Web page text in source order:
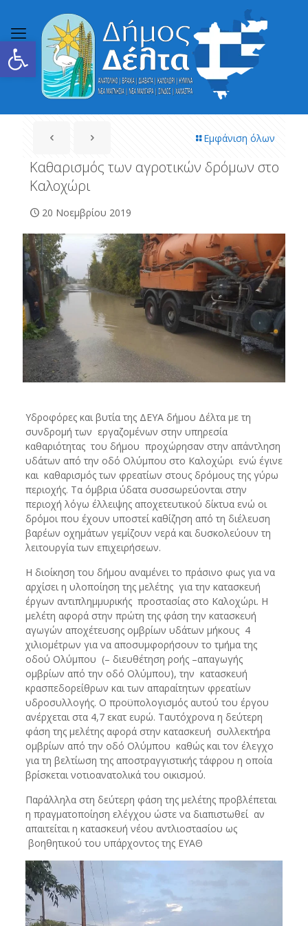
Ανοίξτε τη γραμμή εργαλείων
Εμφάνιση όλων
Καθαρισμός των αγροτικών δρόμων στο
Καλοχώρι
20 Νοεμβρίου 2019
Υδροφόρες και βυτία της ΔΕΥΑ δήμου Δέλτα με τη
συνδρομή των εργαζομένων στην υπηρεσία
καθαριότητας του δήμου προχώρησαν στην απάντληση
υδάτων από την οδό Ολύμπου στο Καλοχώρι ενώ έγινε
και καθαρισμός των φρεατίων στους δρόμους της γύρω
περιοχής. Τα όμβρια ύδατα συσσωρεύονται στην
περιοχή λόγω έλλειψης αποχετευτικού δίκτυα ενώ οι
δρόμοι που έχουν υποστεί καθίζηση από τη διέλευση
βαρέων οχημάτων γεμίζουν νερά και δυσκολεύουν τη
λειτουργία των επιχειρήσεων.
Η διοίκηση του δήμου αναμένει το πράσινο φως για να
αρχίσει η υλοποίηση της μελέτης για την κατασκευή
έργων αντιπλημμυρικής προστασίας στο Καλοχώρι. Η
μελέτη αφορά στην πρώτη της φάση την κατασκευή
αγωγών αποχέτευσης ομβρίων υδάτων μήκους 4
χιλιομέτρων για να αποσυμφορήσουν το τμήμα της
οδού Ολύμπου (– διευθέτηση ροής –απαγωγής
ομβρίων από την οδό Ολύμπου), την κατασκευή
κρασπεδορείθρων και των απαραίτητων φρεατίων
υδροσυλλογής. Ο προϋπολογισμός αυτού του έργου
ανέρχεται στα 4,7 εκατ ευρώ. Ταυτόχρονα η δεύτερη
φάση της μελέτης αφορά στην κατασκευή συλλεκτήρα
ομβρίων από την οδό Ολύμπου καθώς και τον έλεγχο
για τη βελτίωση της αποστραγγιστικής τάφρου η οποία
βρίσκεται νοτιοανατολικά του οικισμού.
Παράλληλα στη δεύτερη φάση της μελέτης προβλέπεται
η πραγματοποίηση ελέγχου ώστε να διαπιστωθεί αν
απαιτείται η κατασκευή νέου αντλιοστασίου ως
βοηθητικού του υπάρχοντος της ΕΥΑΘ